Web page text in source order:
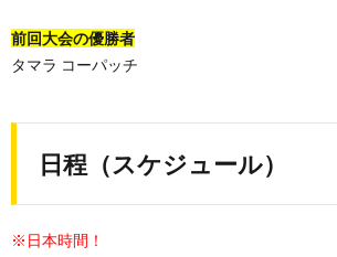
前回大会の優勝者
タマラ コーパッチ
日程（スケジュール）
※日本時間！